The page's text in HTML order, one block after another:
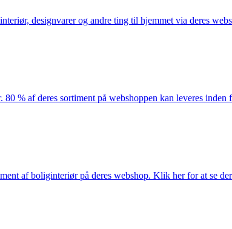
designvarer og andre ting til hjemmet via deres
% af deres sortiment på webshoppen kan leveres
af boliginteriør på deres webshop. Klik her for at se